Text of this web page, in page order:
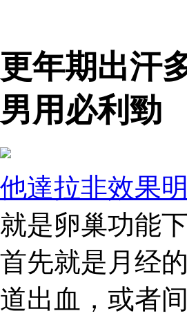
更年期出汗
男用必利勁
他達拉非效果
就是卵巢功能
首先就是月经
道出血，或者